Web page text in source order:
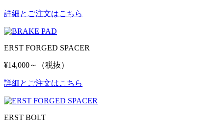
詳細とご注文はこちら
ERST FORGED SPACER
¥14,000～（税抜）
詳細とご注文はこちら
ERST BOLT